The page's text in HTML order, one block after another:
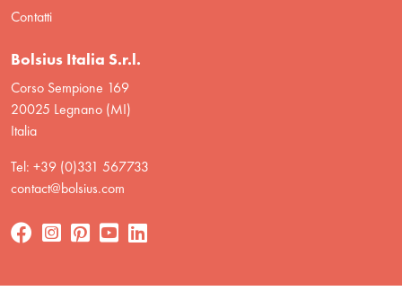
Contatti
Bolsius Italia S.r.l.
Corso Sempione 169
20025 Legnano (MI)
Italia
Tel: +39 (0)331 567733
contact@bolsius.com